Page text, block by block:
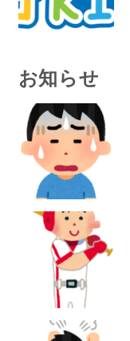
お知らせ